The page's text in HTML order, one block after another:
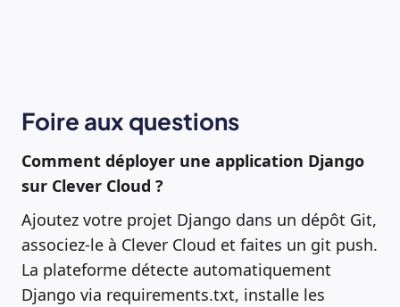
Foire aux questions
Comment déployer une application Django
sur Clever Cloud ?
Ajoutez votre projet Django dans un dépôt Git,
associez-le à Clever Cloud et faites un git push.
La plateforme détecte automatiquement
Django via requirements.txt, installe les